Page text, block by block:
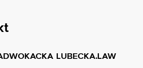
LUBECKA.LAW